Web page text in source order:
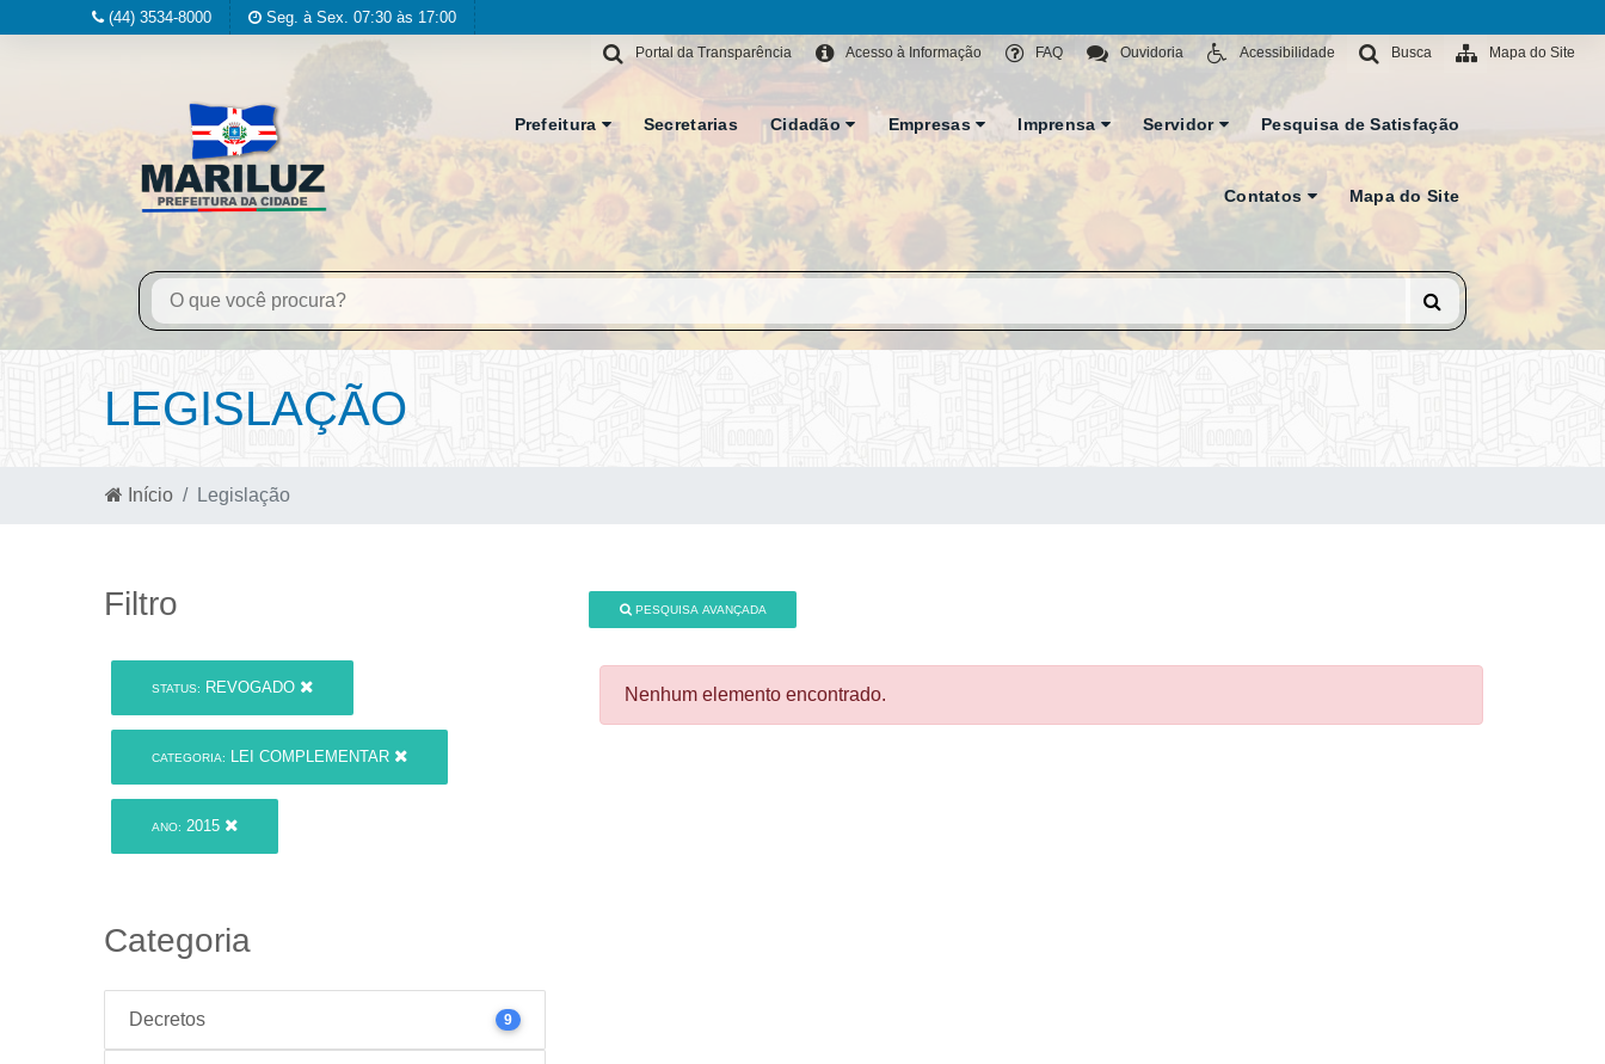
(44) 3534-8000 Seg. à Sex. 07:30 às 17:00
Mapa do Site
Busca
Acessibilidade
Ouvidoria
FAQ
Acesso à Informação
Portal da Transparência
Prefeitura Secretarias Cidadão Empresas Imprensa Servidor Pesquisa de Satisfação
Contatos Mapa do Site
LEGISLAÇÃO
Início Legislação
Filtro
STATUS: REVOGADO
CATEGORIA: LEI COMPLEMENTAR
ANO: 2015
Categoria
Decretos 9
PESQUISA AVANÇADA
Nenhum elemento encontrado.